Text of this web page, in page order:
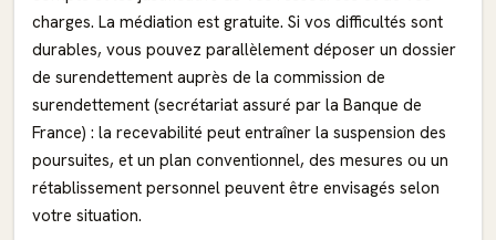
charges. La médiation est gratuite. Si vos difficultés sont
durables, vous pouvez parallèlement déposer un dossier
de surendettement auprès de la commission de
surendettement (secrétariat assuré par la Banque de
France) : la recevabilité peut entraîner la suspension des
poursuites, et un plan conventionnel, des mesures ou un
rétablissement personnel peuvent être envisagés selon
votre situation.